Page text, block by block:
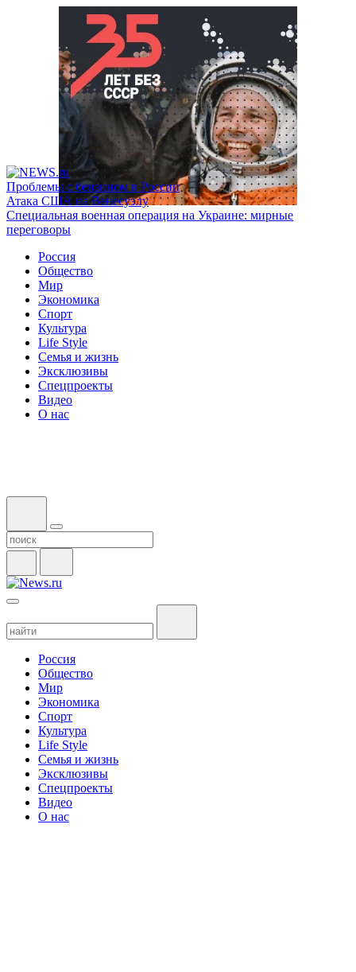
Проблемы с бензином в России
Атака США на Венесуэлу
Специальная военная операция на Украине: мирные
переговоры
Россия
Общество
Мир
Экономика
Спорт
Культура
Life Style
Семья и жизнь
Эксклюзивы
Спецпроекты
Видео
О нас
Россия
Общество
Мир
Экономика
Спорт
Культура
Life Style
Семья и жизнь
Эксклюзивы
Спецпроекты
Видео
О нас